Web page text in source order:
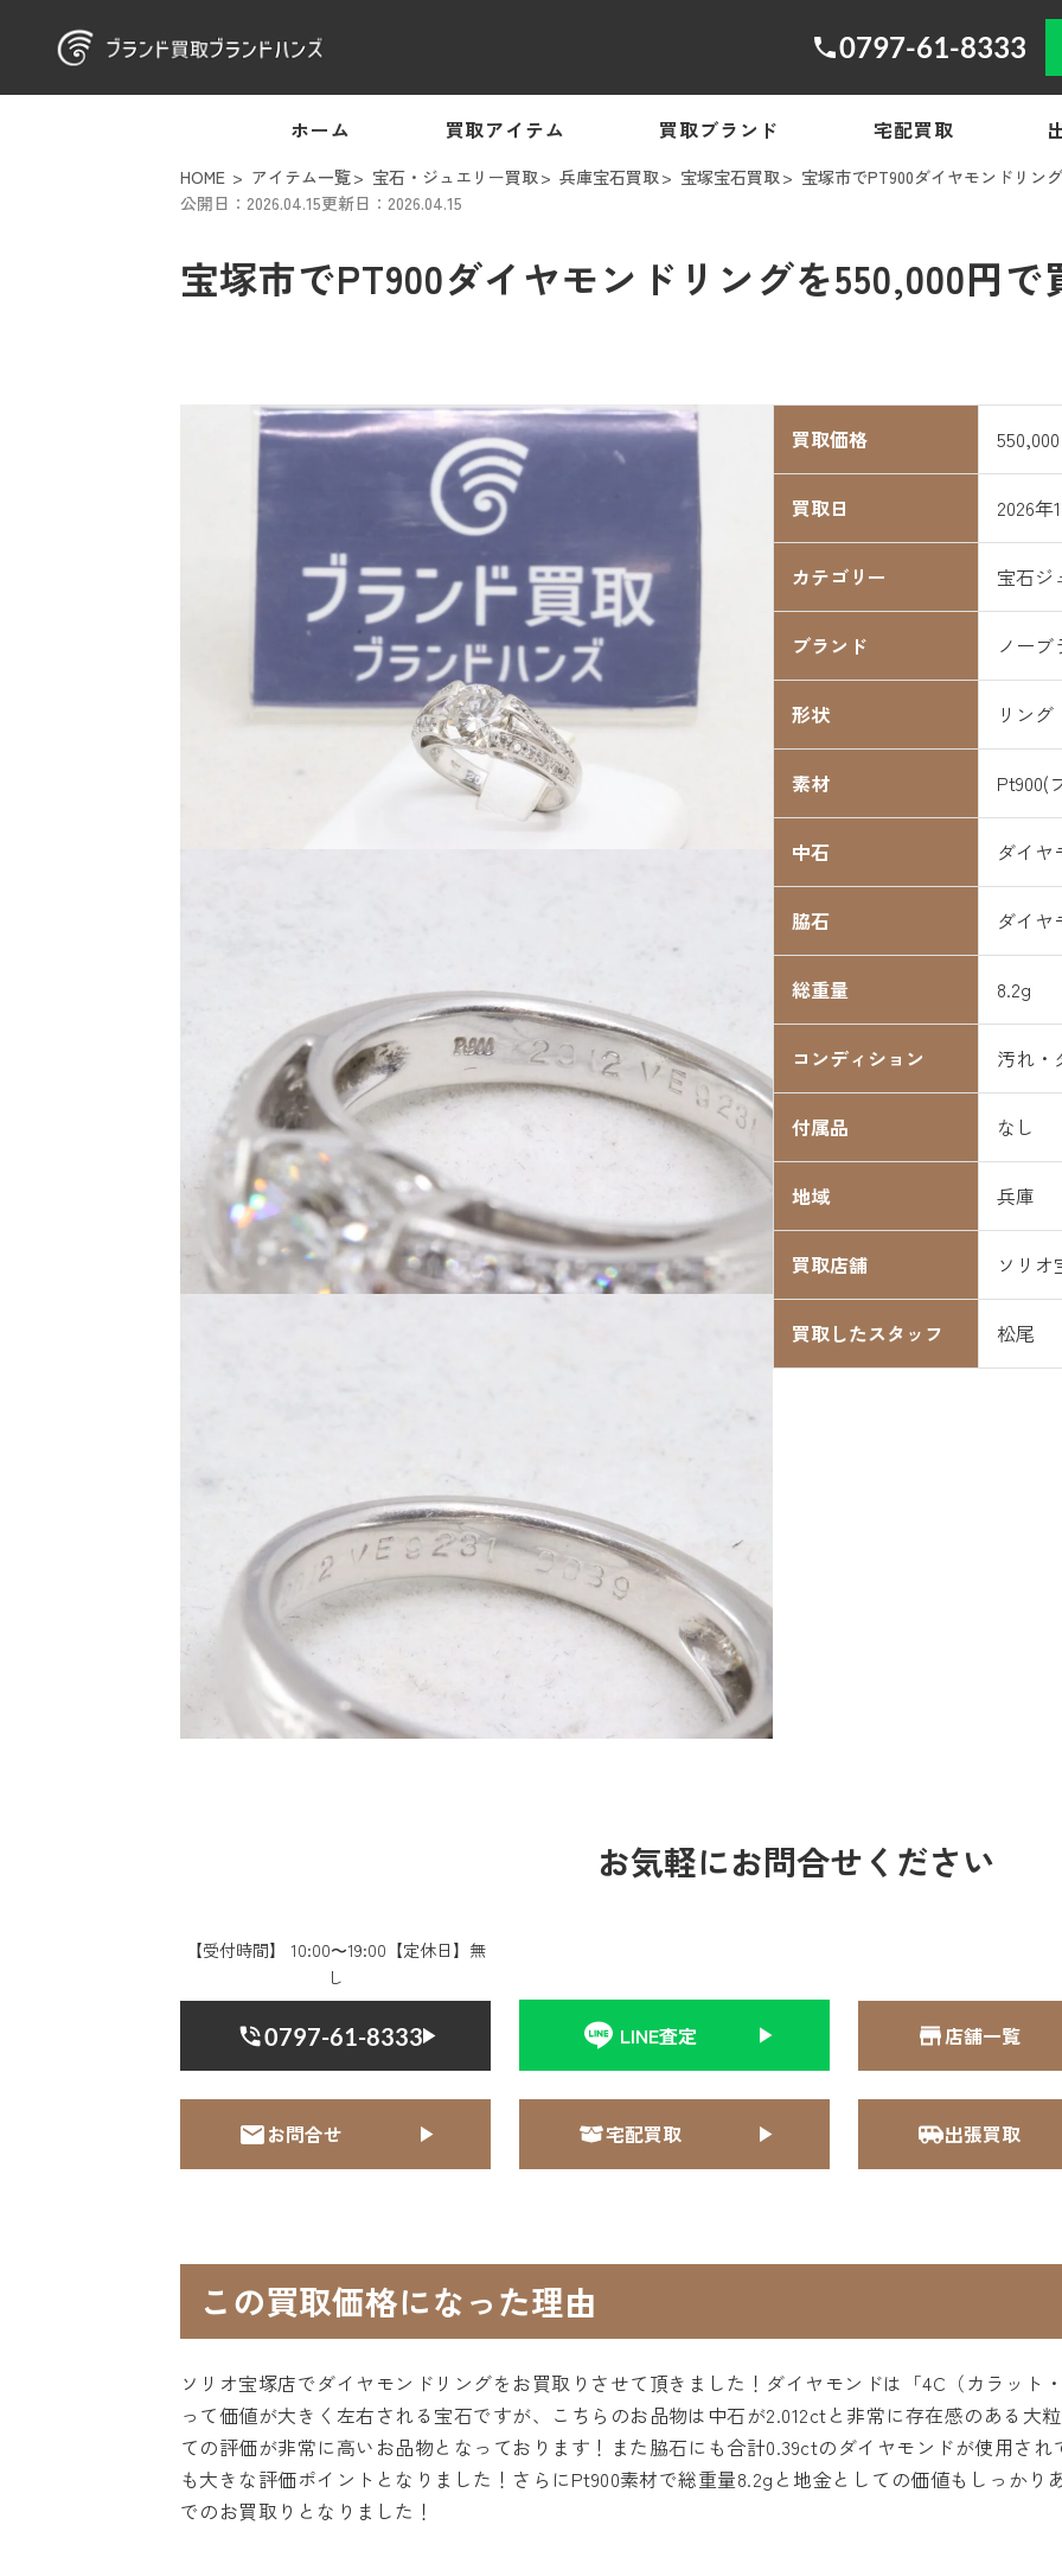
0797-61-8333
ホーム 買取アイテム 買取ブランド 宅配買取
HOME アイテム一覧 宝石・ジュエリー買取 兵庫宝石買取 宝塚宝石買取
宝塚市でPT900ダイヤモンドリン
公開日：2026.04.15更新日：2026.04.15
宝塚市でPT900ダイヤモンドリングを550,000円
買取価格
買取日 2026年
カテゴリー 宝石ジ
ブランド ノーブ
形状 リン
素材 Pt900(
中石 ダイヤ
脇石 ダイヤ
総重量 8.2g
コンディション 汚れ・
付属品 なし
地域 兵庫
買取店舗 ソリオ
買取したスタッフ 松尾
お気軽にお問合せください
【受付時間】 10:00〜19:00【定休日】無
し
0797-61-8333 LINE査定 店舗一覧
お問合せ 宅配買取 出張買取
この買取価格になった理由
ソリオ宝塚店でダイヤモンドリングをお買取りさせて頂きました！ダイヤモンドは「4C（カラット
って価値が大きく左右される宝石ですが、こちらのお品物は中石が2.012ctと非常に存在感のある大
ての評価が非常に高いお品物となっております！また脇石にも合計0.39ctのダイヤモンドが使用さ
も大きな評価ポイントとなりました！さらにPt900素材で総重量8.2gと地金としての価値もしっか
でのお買取りとなりました！